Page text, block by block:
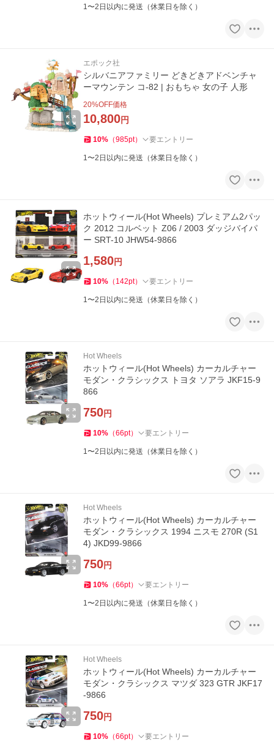
1〜2日以内に発送（休業日を除く）
エポック社
シルバニアファミリー どきどきアドベンチャ
ーマウンテン コ-82 | おもちゃ 女の子 人形
20%OFF価格
10,800円
10% （985pt） 要エントリー
1〜2日以内に発送（休業日を除く）
ホットウィール(Hot Wheels) プレミアム2パッ
ク 2012 コルベット Z06 / 2003 ダッジバイパ
ー SRT-10 JHW54-9866
1,580円
10% （ 142pt） 要エントリー
1〜2日以内に発送（休業日を除く）
Hot Wheels
ホットウィール(Hot Wheels) カーカルチャー
モダン・クラシックス トヨタ ソアラ JKF15-9
866
750円
10% （66pt） 要エントリー
1〜2日以内に発送（休業日を除く）
Hot Wheels
ホットウィール(Hot Wheels) カーカルチャー
モダン・クラシックス 1994 ニスモ 270R (S1
4) JKD99-9866
750円
10% （66pt） 要エントリー
1〜2日以内に発送（休業日を除く）
Hot Wheels
ホットウィール(Hot Wheels) カーカルチャー
モダン・クラシックス マツダ 323 GTR JKF17
-9866
750円
10% （66pt） 要エントリー